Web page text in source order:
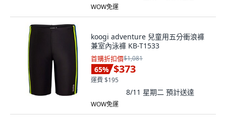
WOW免運
koogi adventure 兒童用五分衝浪褲
兼室內泳褲 KB-T1533
首購折扣價$1,081
65% $373
運費 $195
8/11 星期二 預計送達
WOW免運